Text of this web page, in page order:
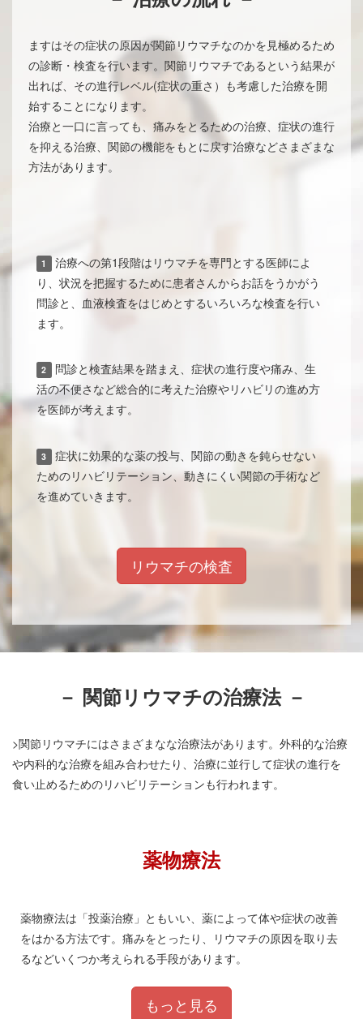
ますはその症状の原因が関節リウマチなのかを見極めるため
の診断・検査を行います。関節リウマチであるという結果が
出れば、その進行レベル(症状の重さ）も考慮した治療を開
始することになります。
治療と一口に言っても、痛みをとるための治療、症状の進行
を抑える治療、関節の機能をもとに戻す治療などさまざまな
方法があります。
1 治療への第1段階はリウマチを専門とする医師によ
り、状況を把握するために患者さんからお話をうかがう
問診と、血液検査をはじめとするいろいろな検査を行い
ます。
2 問診と検査結果を踏まえ、症状の進行度や痛み、生
活の不便さなど総合的に考えた治療やリハビリの進め方
を医師が考えます。
3 症状に効果的な薬の投与、関節の動きを鈍らせない
ためのリハビリテーション、動きにくい関節の手術など
を進めていきます。
リウマチの検査
－ 関節リウマチの治療法 －
>関節リウマチにはさまざまなな治療法があります。外科的な治療
や内科的な治療を組み合わせたり、治療に並行して症状の進行を
食い止めるためのリハビリテーションも行われます。
薬物療法
薬物療法は「投薬治療」ともいい、薬によって体や症状の改善
をはかる方法です。痛みをとったり、リウマチの原因を取り去
るなどいくつか考えられる手段があります。
もっと見る